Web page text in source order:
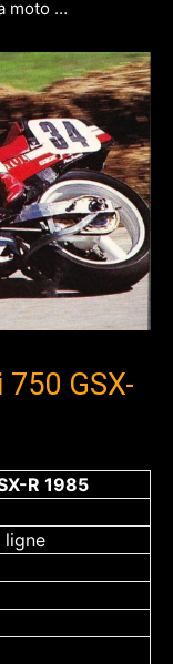
moto …
GSX-
R 1985
ligne